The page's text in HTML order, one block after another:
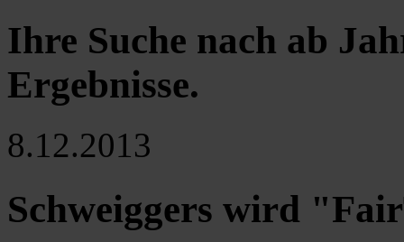
Ihre Suche nach ab
Ergebnisse.
8.12.2013
Schweiggers wird